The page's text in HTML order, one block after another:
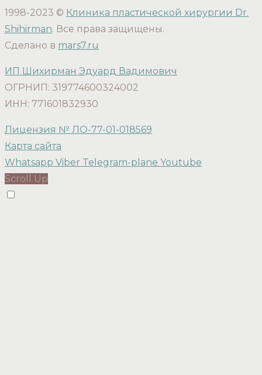
1998-2023 © Клиника пластической хирургии Dr.
Shihirman. Все права защищены.
Сделано в mars7.ru
ИП Шихирман Эдуард Вадимович
ОГРНИП: 319774600324002
ИНН: 771601832930
Лицензия № ЛО-77-01-018569
Карта сайта
Whatsapp Viber Telegram-plane Youtube
Scroll Up